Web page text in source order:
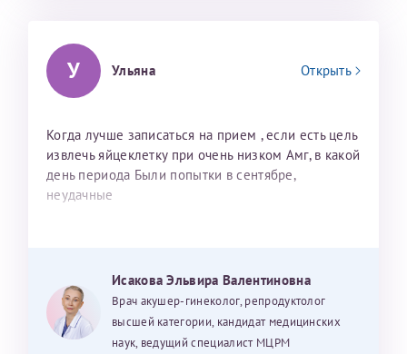
У Ульяна Открыть
Когда лучше записаться на прием , если есть цель
извлечь яйцеклетку при очень низком Амг, в какой
день периода Были попытки в сентябре,
неудачные
Исакова Эльвира Валентиновна
Врач акушер-гинеколог, репродуктолог
высшей категории, кандидат медицинских
наук, ведущий специалист МЦРМ